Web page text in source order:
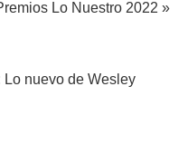
Lo Nuestro 2022 »
Lo nuevo de Wesley